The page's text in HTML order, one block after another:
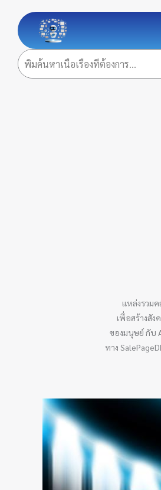
to
content
แหล่งรวมค
เพื่อสร้างสั
ของมนุษย์ กับ
ทาง